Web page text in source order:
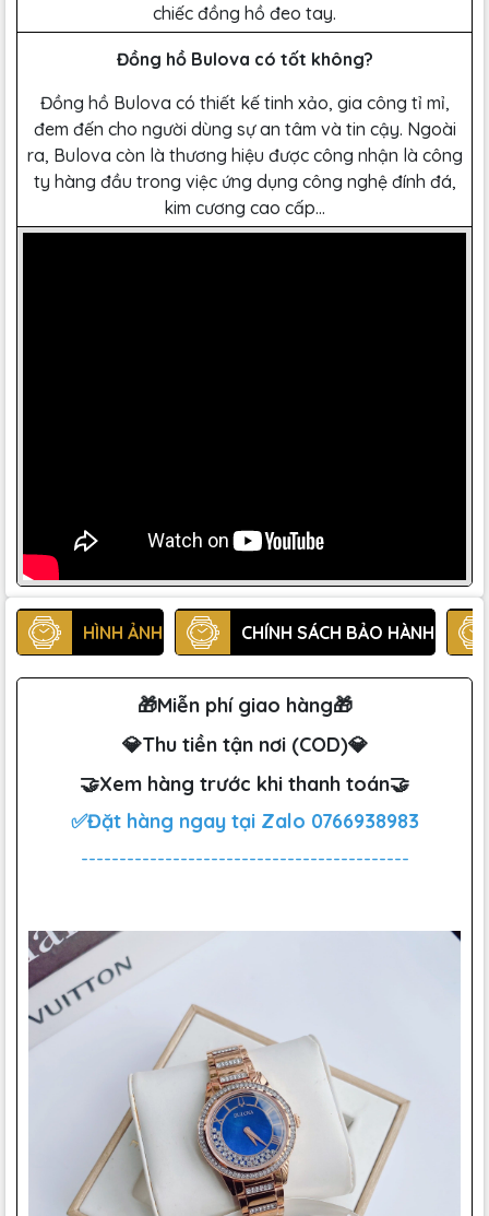
chiếc đồng hồ đeo tay.
Đồng hồ Bulova có tốt không?
Đồng hồ Bulova có thiết kế tinh xảo, gia công tỉ mỉ,
đem đến cho người dùng sự an tâm và tin cậy. Ngoài
ra, Bulova còn là thương hiệu được công nhận là công
ty hàng đầu trong việc ứng dụng công nghệ đính đá,
kim cương cao cấp...
HÌNH ẢNH CHÍNH SÁCH BẢO HÀNH
🎁Miễn phí giao hàng🎁
💎Thu tiền tận nơi (COD)💎
🤝Xem hàng trước khi thanh toán🤝
✅Đặt hàng ngay tại Zalo 0766938983
-------------------------------------------